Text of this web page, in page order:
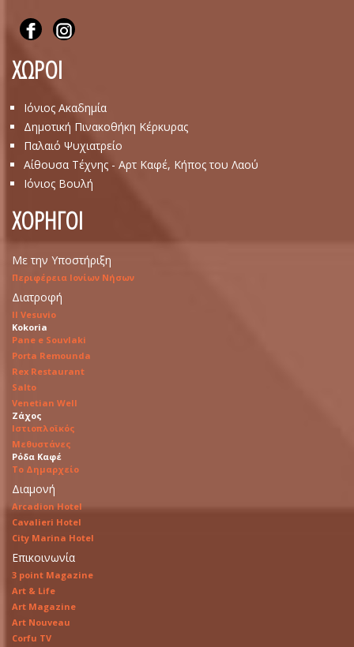
ΧΩΡΟΙ
Ιόνιος Ακαδημία
Δημοτική Πινακοθήκη Κέρκυρας
Παλαιό Ψυχιατρείο
Αίθουσα Τέχνης - Αρτ Καφέ, Κήπος του Λαού
Ιόνιος Βουλή
ΧΟΡΗΓΟΙ
Με την Υποστήριξη
Περιφέρεια Ιονίων Νήσων
Διατροφή
Il Vesuvio
Kokoria
Pane e Souvlaki
Porta Remounda
Rex Restaurant
Salto
Venetian Well
Ζάχος
Ιστιοπλοϊκός
Μεθυστάνες
Ρόδα Καφέ
Το Δημαρχείο
Διαμονή
Arcadion Hotel
Cavalieri Hotel
City Marina Hotel
Επικοινωνία
3 point Magazine
Art & Life
Art Magazine
Art Nouveau
Corfu TV